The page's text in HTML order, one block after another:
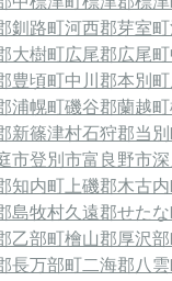
釧路町河西郡芽室町
大樹町広尾郡広尾町
豊頃町中川郡本別町
浦幌町磯谷郡蘭越町
新篠津村石狩郡当
市登別市富良野市
知内町 上磯郡木古
島牧村久遠郡せた
乙部町檜山郡厚沢
長万部町二海郡八